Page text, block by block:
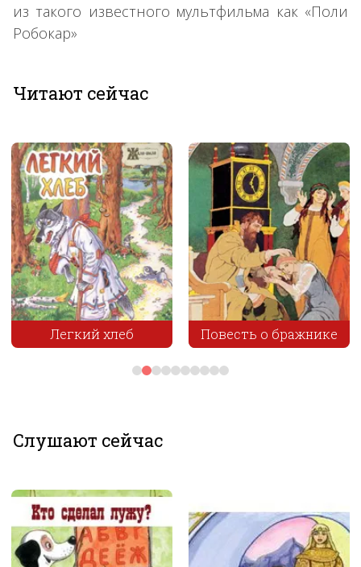
из такого известного мультфильма как «Поли
Робокар»
Читают сейчас
Повесть о бражнике
О мышке птичке и
колбаске
Слушают сейчас